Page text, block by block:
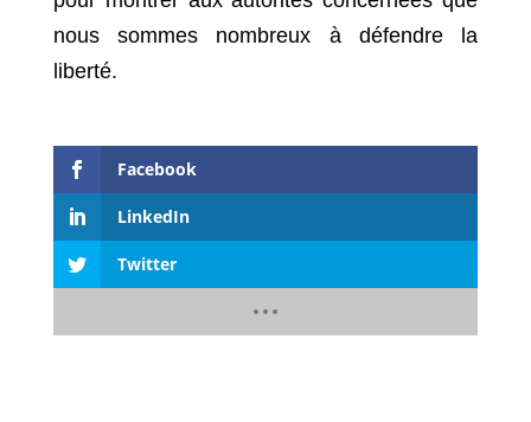
nous sommes nombreux à défendre la
liberté.
Facebook
LinkedIn
Twitter